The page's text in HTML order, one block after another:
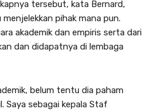
tersebut, kata Bernard,
pihak mana pun.
akademik dan empiris serta dari
dan didapatnya di lembaga
belum tentu dia paham
Saya sebagai kepala Staf